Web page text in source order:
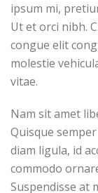
ipsum mi,
Ut et orci nibh.
congue elit
molestie
vitae.
Nam sit amet
Quisque
diam ligula, id
commodo
Suspendisse at